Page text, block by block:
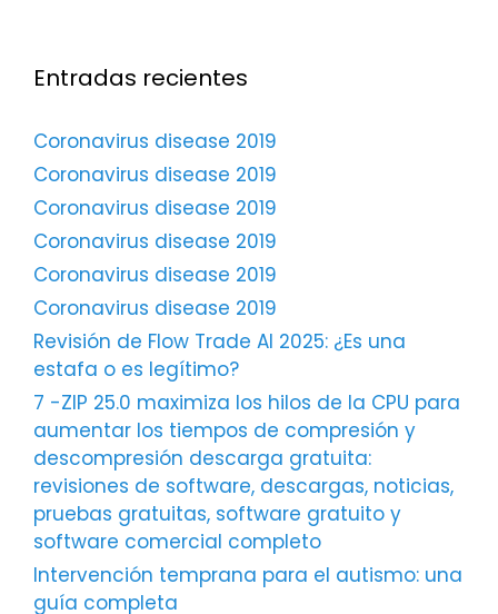
Entradas recientes
Coronavirus disease 2019
Coronavirus disease 2019
Coronavirus disease 2019
Coronavirus disease 2019
Coronavirus disease 2019
Coronavirus disease 2019
Revisión de Flow Trade AI 2025: ¿Es una
estafa o es legítimo?
7 -ZIP 25.0 maximiza los hilos de la CPU para
aumentar los tiempos de compresión y
descompresión descarga gratuita:
revisiones de software, descargas, noticias,
pruebas gratuitas, software gratuito y
software comercial completo
Intervención temprana para el autismo: una
guía completa